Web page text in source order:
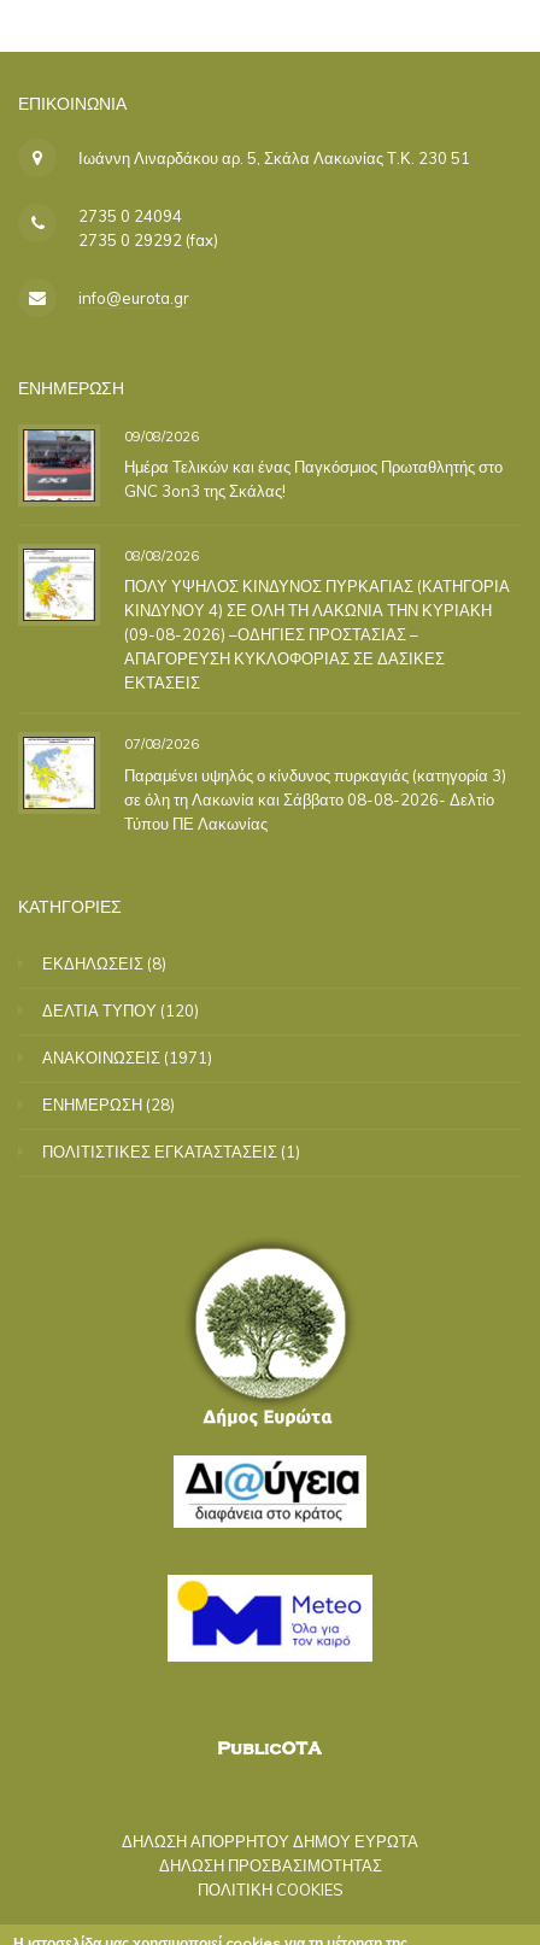
ΕΠΙΚΟΙΝΩΝΊΑ
Ιωάννη Λιναρδάκου αρ. 5, Σκάλα Λακωνίας Τ.Κ. 230 51
2735 0 24094
2735 0 29292 (fax)
info@eurota.gr
ΕΝΗΜΕΡΩΣΗ
09/08/2026
Ημέρα Τελικών και ένας Παγκόσμιος Πρωταθλητής στο
GNC 3on3 της Σκάλας!
08/08/2026
ΠΟΛΥ ΥΨΗΛΟΣ ΚΙΝΔΥΝΟΣ ΠΥΡΚΑΓΙΑΣ (ΚΑΤΗΓΟΡΙΑ
ΚΙΝΔΥΝΟΥ 4) ΣΕ ΟΛΗ ΤΗ ΛΑΚΩΝΙΑ ΤΗΝ ΚΥΡΙΑΚΗ
(09-08-2026) –ΟΔΗΓΙΕΣ ΠΡΟΣΤΑΣΙΑΣ –
ΑΠΑΓΟΡΕΥΣΗ ΚΥΚΛΟΦΟΡΙΑΣ ΣΕ ΔΑΣΙΚΕΣ
ΕΚΤΑΣΕΙΣ
07/08/2026
Παραμένει υψηλός ο κίνδυνος πυρκαγιάς (κατηγορία 3)
σε όλη τη Λακωνία και Σάββατο 08-08-2026- Δελτίο
Τύπου ΠΕ Λακωνίας
ΚΑΤΗΓΟΡΙΕΣ
ΕΚΔΗΛΩΣΕΙΣ (8)
ΔΕΛΤΙΑ ΤΥΠΟΥ (120)
ΑΝΑΚΟΙΝΩΣΕΙΣ (1971)
ΕΝΗΜΕΡΩΣΗ (28)
ΠΟΛΙΤΙΣΤΙΚΕΣ ΕΓΚΑΤΑΣΤΑΣΕΙΣ (1)
ΔΗΛΩΣΗ ΑΠΟΡΡΗΤΟΥ ΔΗΜΟΥ ΕΥΡΩΤΑ
ΔΗΛΩΣΗ ΠΡΟΣΒΑΣΙΜΟΤΗΤΑΣ
ΠΟΛΙΤΙΚΗ COOKIES